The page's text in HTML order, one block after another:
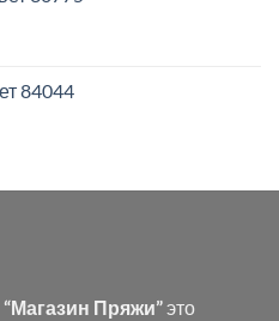
84044
Пряжи”это